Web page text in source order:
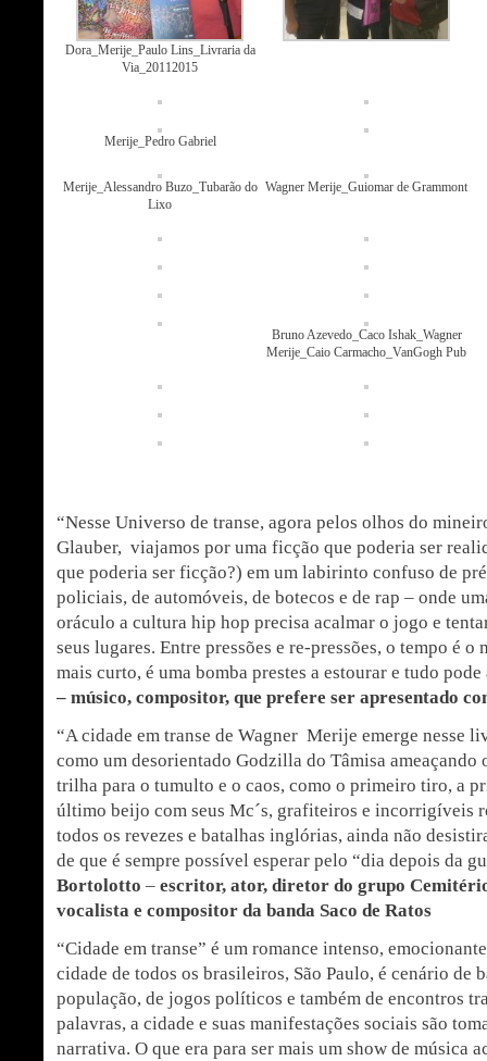
Dora_Merije_Paulo Lins_Livraria da
Via_20112015
Merije_Pedro Gabriel
Merije_Alessandro Buzo_Tubarão do
Lixo
Wagner Merije_Guiomar de Grammont
Bruno Azevedo_Caco Ishak_Wagner
Merije_Caio Carmacho_VanGogh Pub
“Nesse Universo de transe, agora pelos olhos do
Glauber, viajamos por uma ficção que poderia ser
que poderia ser ficção?) em um labirinto confuso de
policiais, de automóveis, de botecos e de rap – onde
oráculo a cultura hip hop precisa acalmar o jogo e
seus lugares. Entre pressões e re-pressões, o tempo é o
mais curto, é uma bomba prestes a estourar e tudo
– músico, compositor, que prefere ser apresentado
“A cidade em transe de Wagner Merije emerge nesse
como um desorientado Godzilla do Tâmisa
trilha para o tumulto e o caos, como o primeiro tiro, a
último beijo com seus Mc´s, grafiteiros e incorrigíveis
todos os revezes e batalhas inglórias, ainda não
de que é sempre possível esperar pelo “dia depois da
Bortolotto – escritor, ator, diretor do grupo
vocalista e compositor da banda Saco de Ratos
“Cidade em transe” é um romance intenso,
cidade de todos os brasileiros, São Paulo, é cenário de
população, de jogos políticos e também de encontros
palavras, a cidade e suas manifestações sociais são
narrativa. O que era para ser mais um show de música